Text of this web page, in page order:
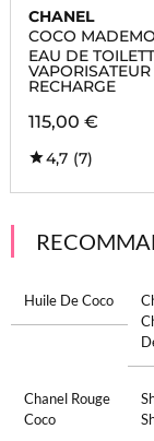
CHANEL
COCO
EAU DE
VAPORISATEUR
RECHARGE
115,00 €
4,7 (7)
Huile De Coco
Chanel Rouge
Coco